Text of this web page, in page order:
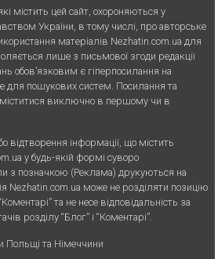
містить цей сайт, охороняються у
України, в тому числі, про авторське
матерiалiв Nezhatin.com.ua для
лише з письмової згоди редакції
обов’язковим є гiперпосилання на
для пошукових систем. Посилання та
міститися виключно в першому чи в
вiдтворення iнформацiї, що мiстить
у будь-якiй формi суворо
з позначкою (Реклама) друкуються на
Nezhatin.com.ua може не розділяти позицію
та не несе відповідальність за
розділу “Блог” і “Коментарі”.
Польщі та Німеччини